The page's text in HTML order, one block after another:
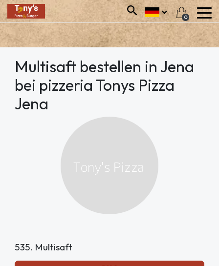
0
Multisaft bestellen in Jena
bei pizzeria Tonys Pizza
Jena
535. Multisaft